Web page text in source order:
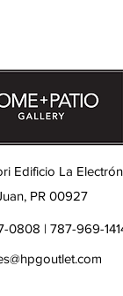
Edificio La
PR 00927
0808 | 787-969-